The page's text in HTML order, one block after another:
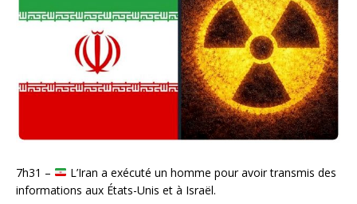
7h31 –
L’Iran a exécuté un homme pour avoir transmis des
informations aux États-Unis et à Israël.